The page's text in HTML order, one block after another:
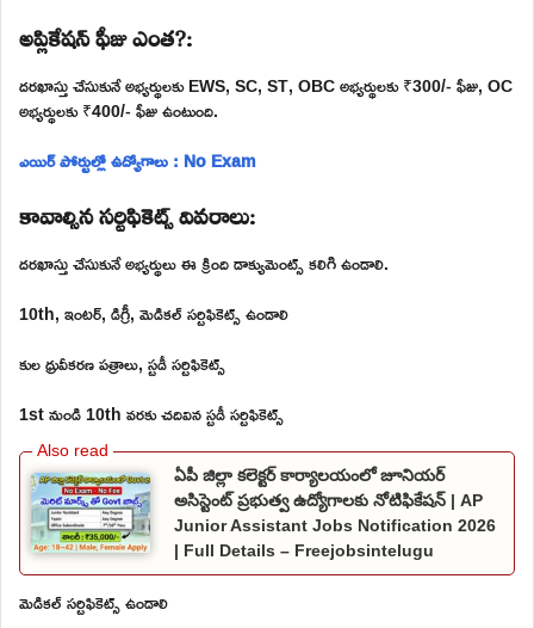
అప్లికేషన్ ఫీజు ఎంత?:
దరఖాస్తు చేసుకునే అభ్యర్థులకు EWS, SC, ST, OBC అభ్యర్థులకు ₹300/- ఫీజు, OC
అభ్యర్థులకు ₹400/- ఫీజు ఉంటుంది.
ఎయిర్ పోర్టుల్లో ఉద్యోగాలు : No Exam
కావాల్సిన సర్టిఫికెట్స్ వివరాలు:
దరఖాస్తు చేసుకునే అభ్యర్థులు ఈ క్రింది డాక్యుమెంట్స్ కలిగి ఉండాలి.
10th, ఇంటర్, డిగ్రీ, మెడికల్ సర్టిఫికెట్స్ ఉండాలి
కుల ధ్రువీకరణ పత్రాలు, స్టడీ సర్టిఫికెట్స్
1st నుండి 10th వరకు చదివిన స్టడీ సర్టిఫికెట్స్
ఏపీ జిల్లా కలెక్టర్ కార్యాలయంలో జూనియర్
అసిస్టెంట్ ప్రభుత్వ ఉద్యోగాలకు నోటిఫికేషన్ | AP
Junior Assistant Jobs Notification 2026
| Full Details – Freejobsintelugu
మెడికల్ సర్టిఫికెట్స్ ఉండాలి